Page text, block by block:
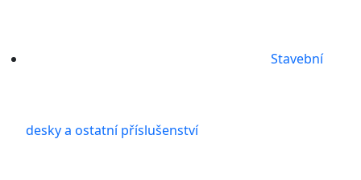
Stavební
desky a ostatní příslušenství